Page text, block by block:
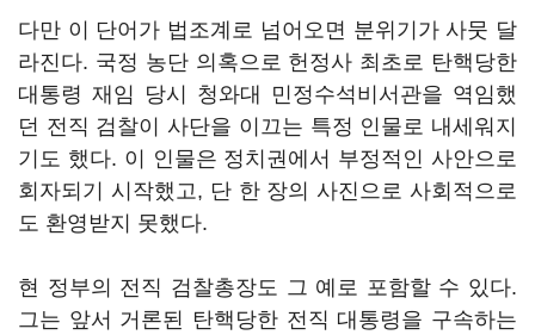
다만 이 단어가 법조계로 넘어오면 분위기가 사뭇 달
라진다. 국정 농단 의혹으로 헌정사 최초로 탄핵당한
대통령 재임 당시 청와대 민정수석비서관을 역임했
던 전직 검찰이 사단을 이끄는 특정 인물로 내세워지
기도 했다. 이 인물은 정치권에서 부정적인 사안으로
회자되기 시작했고, 단 한 장의 사진으로 사회적으로
도 환영받지 못했다.
현 정부의 전직 검찰총장도 그 예로 포함할 수 있다.
그는 앞서 거론된 탄핵당한 전직 대통령을 구속하는